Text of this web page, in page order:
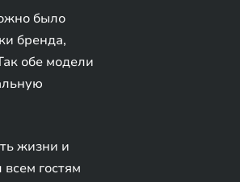
было
бренда,
обе модели
жизни и
гостям